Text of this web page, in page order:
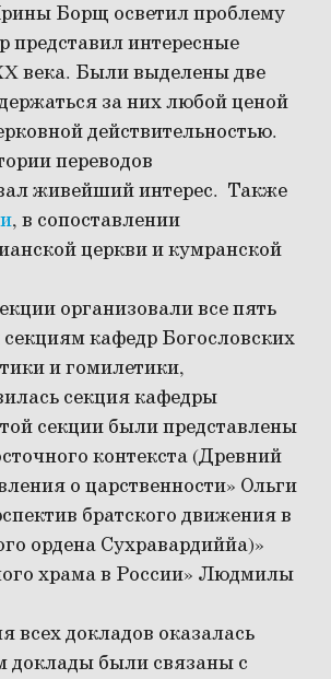
Борщ осветил проблему
представил интересные
века. Были выделены две
за них любой ценой
действительностью.
переводов
живейший интерес. Также
, в сопоставлении
церкви и кумранской
организовали все пять
кафедр Богословских
и гомилетики,
секция кафедры
секции были представлены
контекста (Древний
о царственности» Ольги
братского движения в
ордена Сухравардиййа)»
храма в России» Людмилы
докладов оказалась
доклады были связаны с